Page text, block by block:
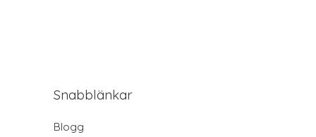
Snabblänkar
Blogg